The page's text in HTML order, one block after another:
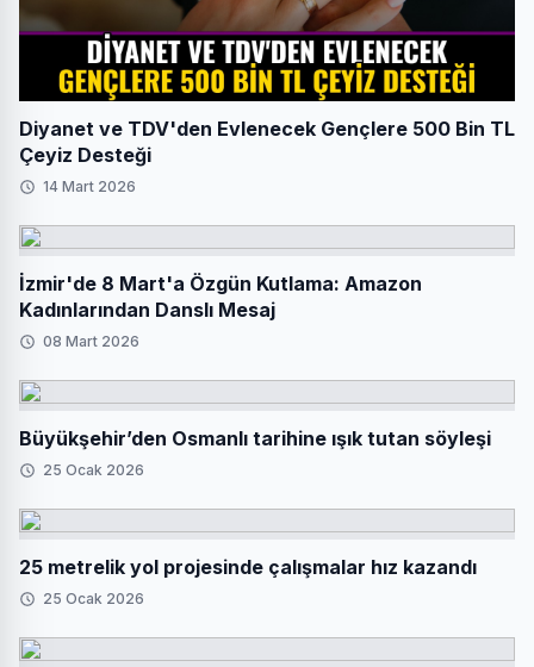
Diyanet ve TDV'den Evlenecek Gençlere 500 Bin TL
Çeyiz Desteği
14 Mart 2026
İzmir'de 8 Mart'a Özgün Kutlama: Amazon
Kadınlarından Danslı Mesaj
08 Mart 2026
Büyükşehir’den Osmanlı tarihine ışık tutan söyleşi
25 Ocak 2026
25 metrelik yol projesinde çalışmalar hız kazandı
25 Ocak 2026